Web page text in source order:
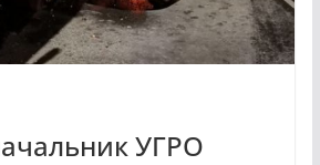
УГРО